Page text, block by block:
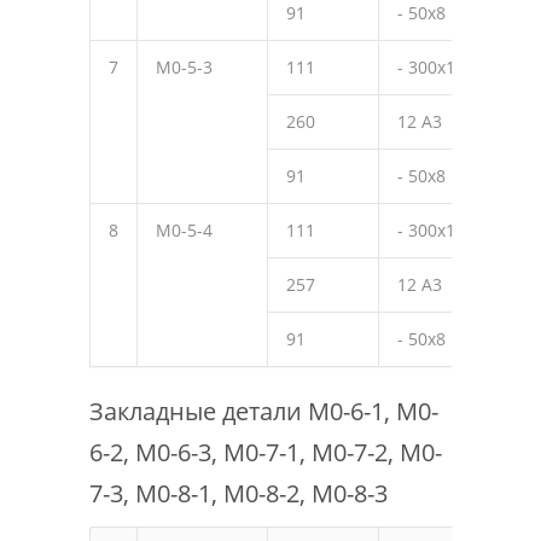
91 - 50х8
7 М0-5-3 111 - 300х10
260 12 А3
91 - 50х8
8 М0-5-4 111 - 300х10
257 12 А3
91 - 50х8
Закладные детали М0-6-1, М0-
6-2, М0-6-3, М0-7-1, М0-7-2, М0-
7-3, М0-8-1, М0-8-2, М0-8-3